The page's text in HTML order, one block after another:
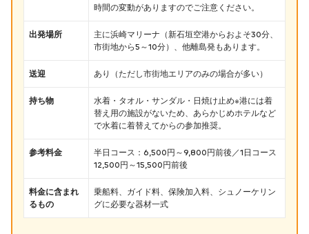
時間の変動がありますのでご注意ください。
出発場所
主に浜崎マリーナ（新石垣空港からおよそ30分、
市街地から5～10分）、他離島発もあります。
送迎 あり（ただし市街地エリアのみの場合が多い）
持ち物
水着・タオル・サンダル・日焼け止め※港には着
替え用の施設がないため、あらかじめホテルなど
で水着に着替えてからの参加推奨。
参考料金
半日コース：6,500円～9,800円前後／1日コース
12,500円～15,500円前後
料金に含まれ
るもの
乗船料、ガイド料、保険加入料、シュノーケリン
グに必要な器材一式